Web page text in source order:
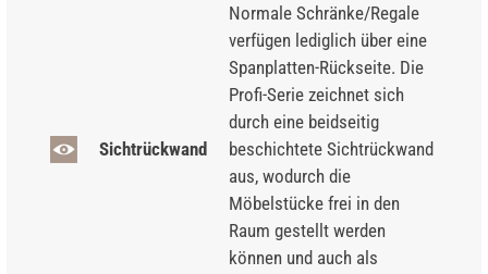
Sichtrückwand
Normale Schränke/Regale
verfügen lediglich über eine
Spanplatten-Rückseite. Die
Profi-Serie zeichnet sich
durch eine beidseitig
beschichtete Sichtrückwand
aus, wodurch die
Möbelstücke frei in den
Raum gestellt werden
können und auch als